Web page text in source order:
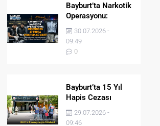
Bayburt’ta Narkotik
Operasyonu:
Midesinden 47
Parça Uyuşturucu
Çıktı!
30.07.2026 -
09:49
0
Bayburt’ta 15 Yıl
Hapis Cezası
Bulunan Şahıs
JASAT’ın
29.07.2026 -
09:46